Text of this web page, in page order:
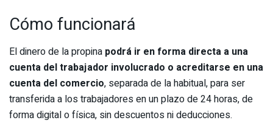
Cómo funcionará
El dinero de la propina podrá ir en forma directa a una
cuenta del trabajador involucrado o acreditarse en una
cuenta del comercio, separada de la habitual, para ser
transferida a los trabajadores en un plazo de 24 horas, de
forma digital o física, sin descuentos ni deducciones.